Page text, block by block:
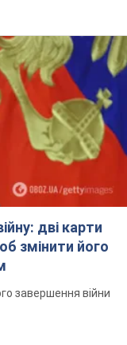
дві карти
змінити його
завершення війни